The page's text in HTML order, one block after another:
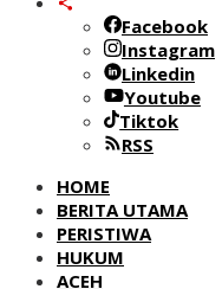
Facebook
Instagram
Linkedin
Youtube
Tiktok
RSS
HOME
BERITA UTAMA
PERISTIWA
HUKUM
ACEH